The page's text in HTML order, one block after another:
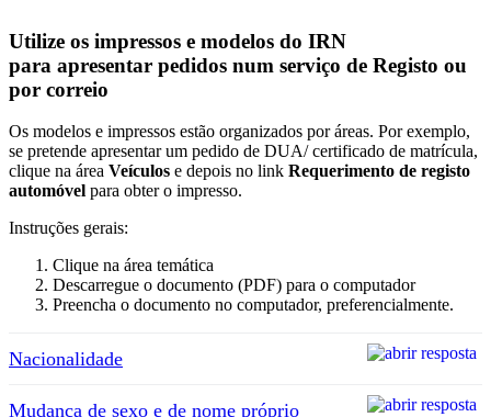
Utilize os impressos e modelos do IRN
para apresentar pedidos num serviço de Registo ou
por correio
Os modelos e impressos estão organizados por áreas. Por exemplo,
se pretende apresentar um pedido de DUA/ certificado de matrícula,
clique na área Veículos e depois no link Requerimento de registo
automóvel para obter o impresso.
Instruções gerais:
Clique na área temática
Descarregue o documento (PDF) para o computador
Preencha o documento no computador, preferencialmente.
Nacionalidade
Mudança de sexo e de nome próprio